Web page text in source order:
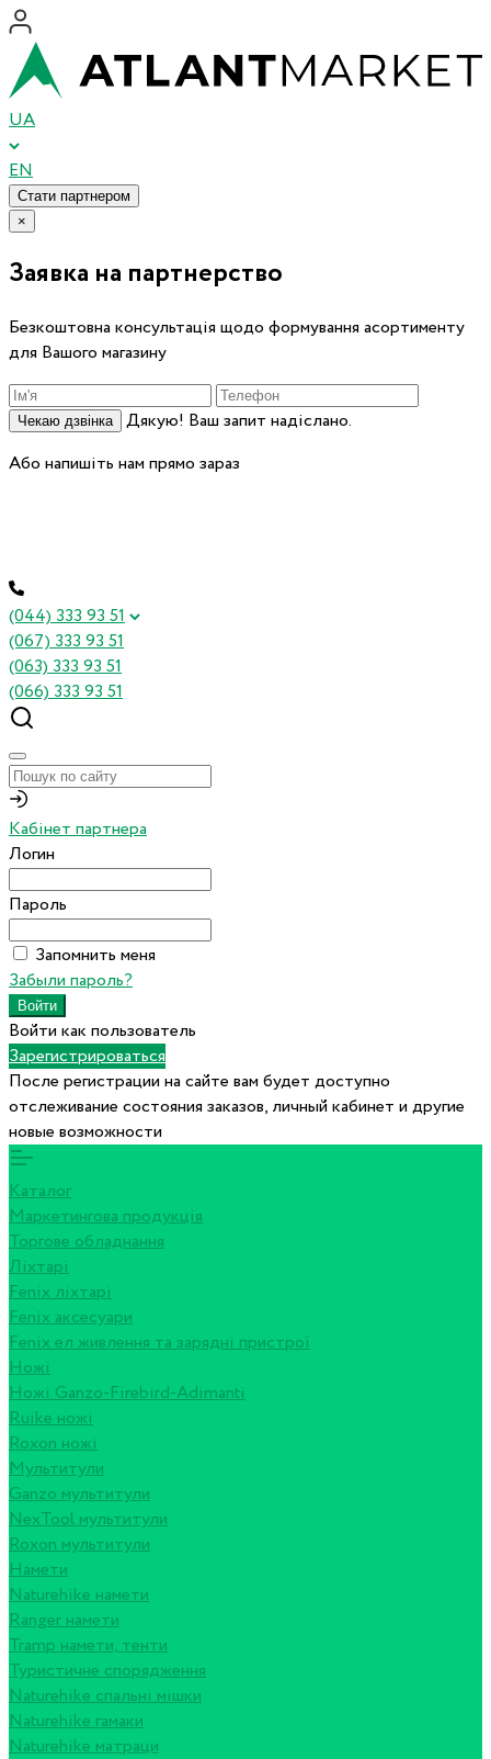
UA
EN
Стати партнером
×
Заявка на партнерство
Безкоштовна консультація щодо формування асортименту
для Вашого магазину
Чекаю дзвінка
Дякую! Ваш запит надіслано.
Або напишіть нам прямо зараз
(044) 333 93 51
(067) 333 93 51
(063) 333 93 51
(066) 333 93 51
Кабінет партнера
Логин
Пароль
Запомнить меня
Забыли пароль?
Войти как пользователь
Зарегистрироваться
После регистрации на сайте вам будет доступно
отслеживание состояния заказов, личный кабинет и другие
новые возможности
Каталог
Маркетингова продукція
Торгове обладнання
Ліхтарі
Fenix ліхтарі
Fenix аксесуари
Fenix ел живлення та зарядні пристрої
Ножі
Ножі Ganzo-Firebird-Adimanti
Ruike ножі
Roxon ножi
Мультитули
Ganzo мультитули
NexTool мультитули
Roxon мультитули
Намети
Naturehike намети
Ranger намети
Tramp намети, тенти
Туристичне спорядження
Naturehike спальні мішки
Naturehike гамаки
Naturehike матраци